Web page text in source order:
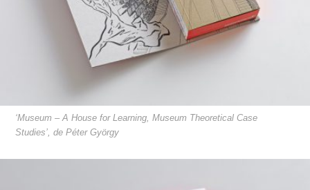
‘Museum – A House for Learning, Museum Theoretical Case
Studies’, de Péter György